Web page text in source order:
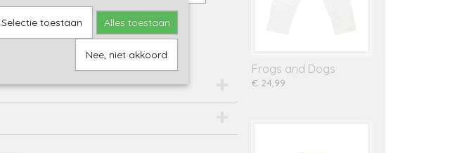
24035001
Frogs and Dogs
€ 24,99
Selectie toestaan Alles toestaan
Nee, niet akkoord